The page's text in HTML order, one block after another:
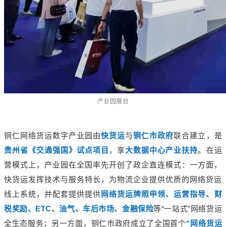
关于我们
登录
产业园展台
铜仁网络货运数字产业园由快货运与铜仁市政府联合建立，是
贵州省《交通强国》试点项目 ，享大数据中心产业扶持。在运
营模式上，产业园在全国率先开创了政企直连模式：一方面，
快货运发挥技术与服务特长，为物流企业提供优质的网络货运
线上系统，并配套提供提供 网络货运牌照申领、运营指导、财
税奖励、ETC、油气、车后市场、金融保险等“一站式”网络货运
全生态服务；另一方面，铜仁市政府成立了全国首个“网络货运